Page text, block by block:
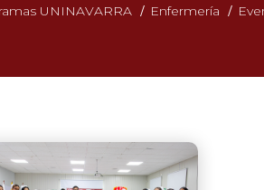
UNINAVARRA / Enfermería /